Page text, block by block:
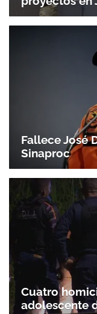
Gracias
Fallece José
Sinaproc
Cuatro
adolescente